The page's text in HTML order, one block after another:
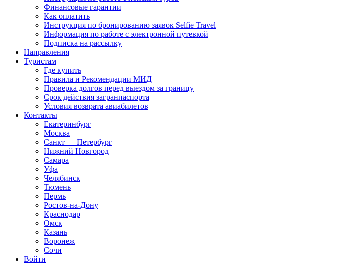
Финансовые гарантии
Как оплатить
Инструкция по бронированию заявок Selfie Travel
Информация по работе с электронной путевкой
Подписка на рассылку
Направления
Туристам
Где купить
Правила и Рекомендации МИД
Проверка долгов перед выездом за границу
Срок действия загранпаспорта
Условия возврата авиабилетов
Контакты
Екатеринбург
Москва
Санкт — Петербург
Нижний Новгород
Самара
Уфа
Челябинск
Тюмень
Пермь
Ростов-на-Дону
Краснодар
Омск
Казань
Воронеж
Сочи
Войти